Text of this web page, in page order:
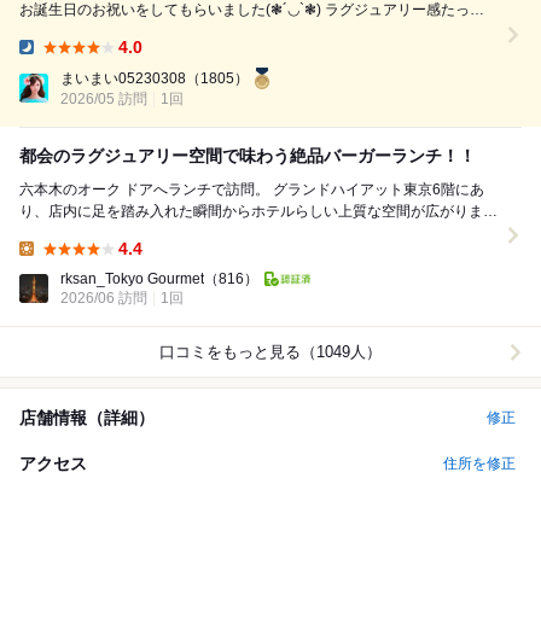
お誕生日のお祝いをしてもらいました(❃´◡`❃) ラグジュアリー感たっぷ
のレストランのような開放感もあるお店でした♡ グリル料理を中心に、
ステーキや...
4.0
まいまい05230308 （1805）
2026/05 訪問
1回
都会のラグジュアリー空間で味わう絶品バーガーランチ！！
六本木のオーク ドアへランチで訪問。 グランドハイアット東京6階にあ
り、店内に足を踏み入れた瞬間からホテルらしい上質な空間が広がりま
4.4
rksan_Tokyo Gourmet （816）
2026/06 訪問
1回
口コミをもっと見る（1049人）
店舗情報（詳細） 修正
アクセス 住所を修正